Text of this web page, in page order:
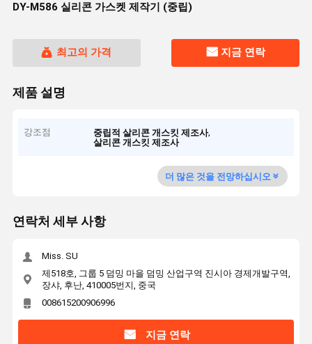
DY-M586 실리콘 가스켓 제작기 (중립)
최고의 가격 지금 연락
제품 설명
강조점 중립적 살리콘 개스킷 제조사,
살리콘 개스킷 제조사
더 많은 것을 전망하십시오
연락처 세부 사항
Miss. SU
제518호, 그룹 5 덤밍 마을 덤밍 산업구역 진시아 경제개발구역,
장샤, 후난, 410005번지, 중국
008615200906996
지금 연락